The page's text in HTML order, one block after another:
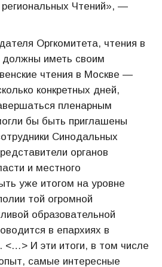
Чтений», —
Оргкомитета, чтения в
иметь своим
чтения в Москве —
конкретных дней,
пленарным
бы быть приглашены
Синодальных
органов
и местного
уже итогом на уровне
той огромной
образовательной
в епархиях в
<…> И эти итоги, в том числе
самые интересные